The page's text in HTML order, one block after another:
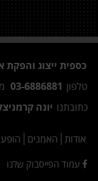
כספית ייצוג והפקת
טלפון 03-6886881
כתובתנו יונה קרמניצקי 14, קומה ג, תל
אודות האמנים
עמוד הפייסבוק שלנו